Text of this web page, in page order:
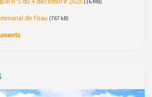
20 mars 2026
de l'eau (767 kB)